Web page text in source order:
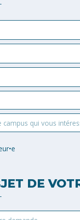
campus qui vous
DE